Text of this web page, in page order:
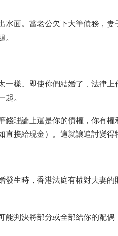
水面。當老公欠下大筆債務，
。
一樣。即使你們結婚了，法律
。
錢理論上還是你的債權，你有
接給現金）。這就讓追討變
發生時，香港法庭有權對夫妻
能判決將部分或全部給你的配